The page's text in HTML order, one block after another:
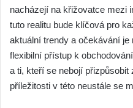
nacházejí na křižovatce mezi
tuto realitu bude klíčová pro
aktuální trendy a očekávání
flexibilní přístup k
a ti, kteří se nebojí
příležitosti v této neustále se